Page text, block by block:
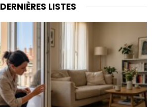
DERNIÈRES LISTES